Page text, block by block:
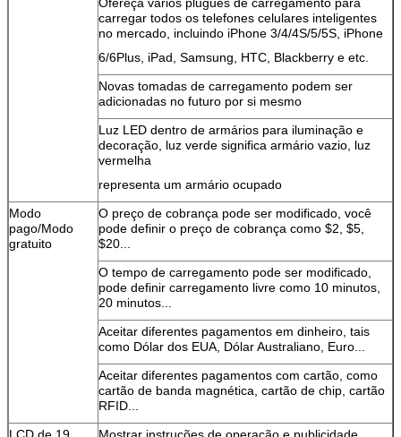
Submeter
carregar todos os telefones celulares inteligentes
no mercado, incluindo iPhone 3/4/4S/5/5S, iPhone
6/6Plus, iPad, Samsung, HTC, Blackberry e etc.
Novas tomadas de carregamento podem ser
adicionadas no futuro por si mesmo
Luz LED dentro de armários para iluminação e
decoração, luz verde significa armário vazio, luz
vermelha
representa um armário ocupado
Modo
pago/Modo
gratuito
O preço de cobrança pode ser modificado, você
pode definir o preço de cobrança como $2, $5,
$20...
O tempo de carregamento pode ser modificado,
pode definir carregamento livre como 10 minutos,
20 minutos...
Aceitar diferentes pagamentos em dinheiro, tais
como Dólar dos EUA, Dólar Australiano, Euro...
Aceitar diferentes pagamentos com cartão, como
cartão de banda magnética, cartão de chip, cartão
RFID...